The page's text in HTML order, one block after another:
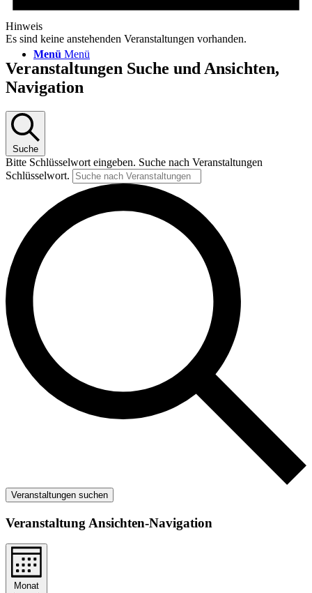
Menü Menü
Hinweis
Es sind keine anstehenden Veranstaltungen vorhanden.
Veranstaltungen Suche und Ansichten,
Navigation
Suche
Bitte Schlüsselwort eingeben. Suche nach Veranstaltungen
Schlüsselwort.
Veranstaltungen suchen
Veranstaltung Ansichten-Navigation
Monat